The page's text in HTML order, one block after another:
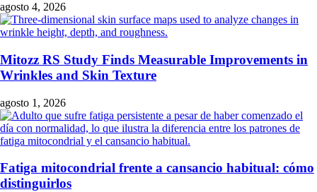
agosto 4, 2026
Mitozz RS Study Finds Measurable Improvements in
Wrinkles and Skin Texture
agosto 1, 2026
Fatiga mitocondrial frente a cansancio habitual: cómo
distinguirlos